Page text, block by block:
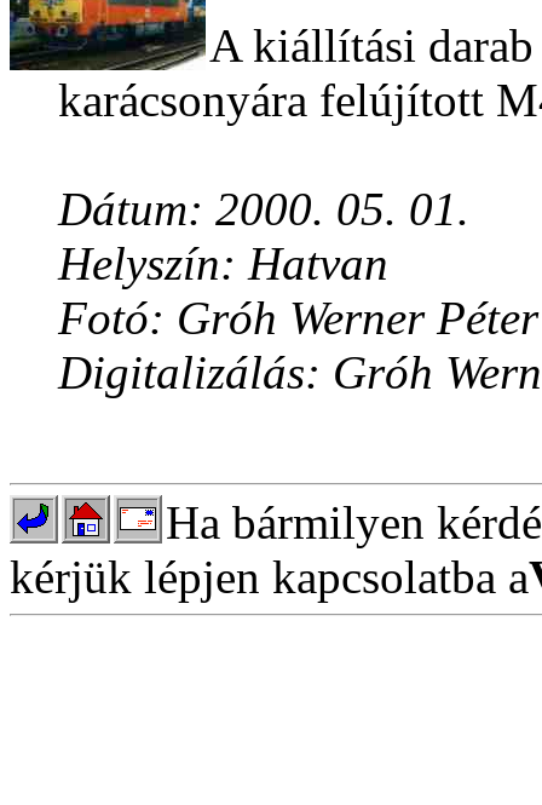
A kiállítási
karácsonyára felújított
Dátum: 2000. 05. 01.
Helyszín: Hatvan
Fotó: Gróh Werner Péter
Digitalizálás: Gróh
Ha bármilyen
kérjük lépjen kapcsolatba a